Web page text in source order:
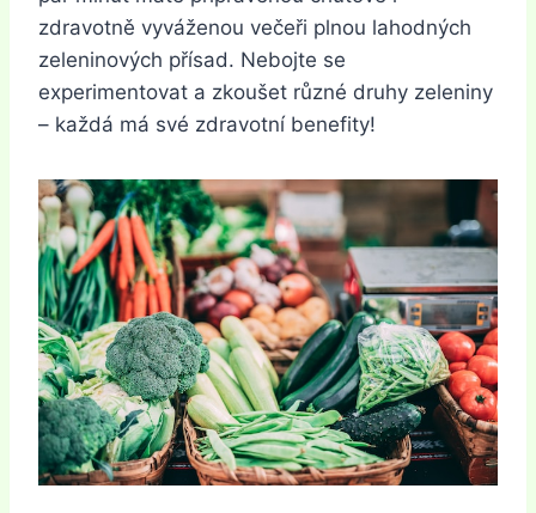
zdravotně vyváženou večeři plnou lahodných
zeleninových přísad. Nebojte se
experimentovat a zkoušet různé druhy zeleniny
– každá má své zdravotní benefity!